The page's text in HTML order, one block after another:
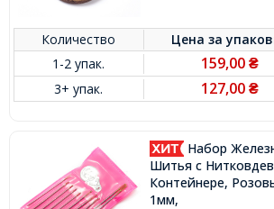
Количество Цена за
1-2 упак.
159,00 ₴
3+ упак. 127,00 ₴
Набор Железных Игл для
Шитья с
Контейнере,
1мм,